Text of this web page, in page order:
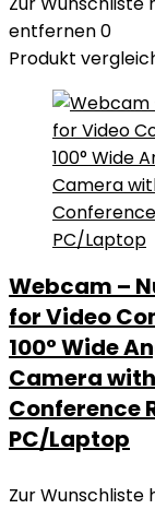
entfernen0
Produkt
Webcam –
for Video
100° Wide
Camera
Conference
PC/Laptop
Zur Wunschliste